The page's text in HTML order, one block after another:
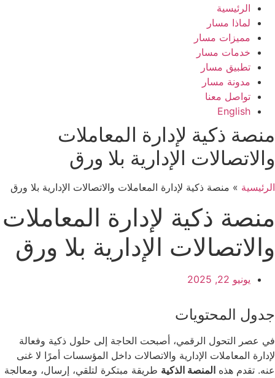
الرئيسية
لماذا مسار
مميزات مسار
خدمات مسار
تطبيق مسار
مدونة مسار
تواصل معنا
English
منصة ذكية لإدارة المعاملات
والاتصالات الإدارية بلا ورق
الرئيسية » منصة ذكية لإدارة المعاملات والاتصالات الإدارية بلا ورق
منصة ذكية لإدارة المعاملات
والاتصالات الإدارية بلا ورق
يونيو 22, 2025
جدول المحتويات
في عصر التحول الرقمي، أصبحت الحاجة إلى حلول ذكية وفعالة
لإدارة المعاملات الإدارية والاتصالات داخل المؤسسات أمرًا لا غنى
عنه. تقدم هذه المنصة الذكية طريقة مبتكرة لتلقي، إرسال، ومعالجة